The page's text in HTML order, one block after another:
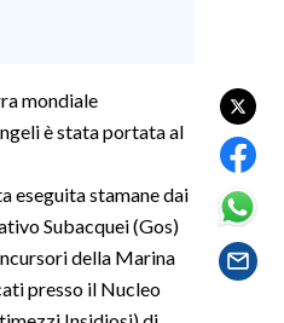
mondiale
è stata portata al
eseguita stamane dai
Subacquei (Gos)
della Marina
presso il Nucleo